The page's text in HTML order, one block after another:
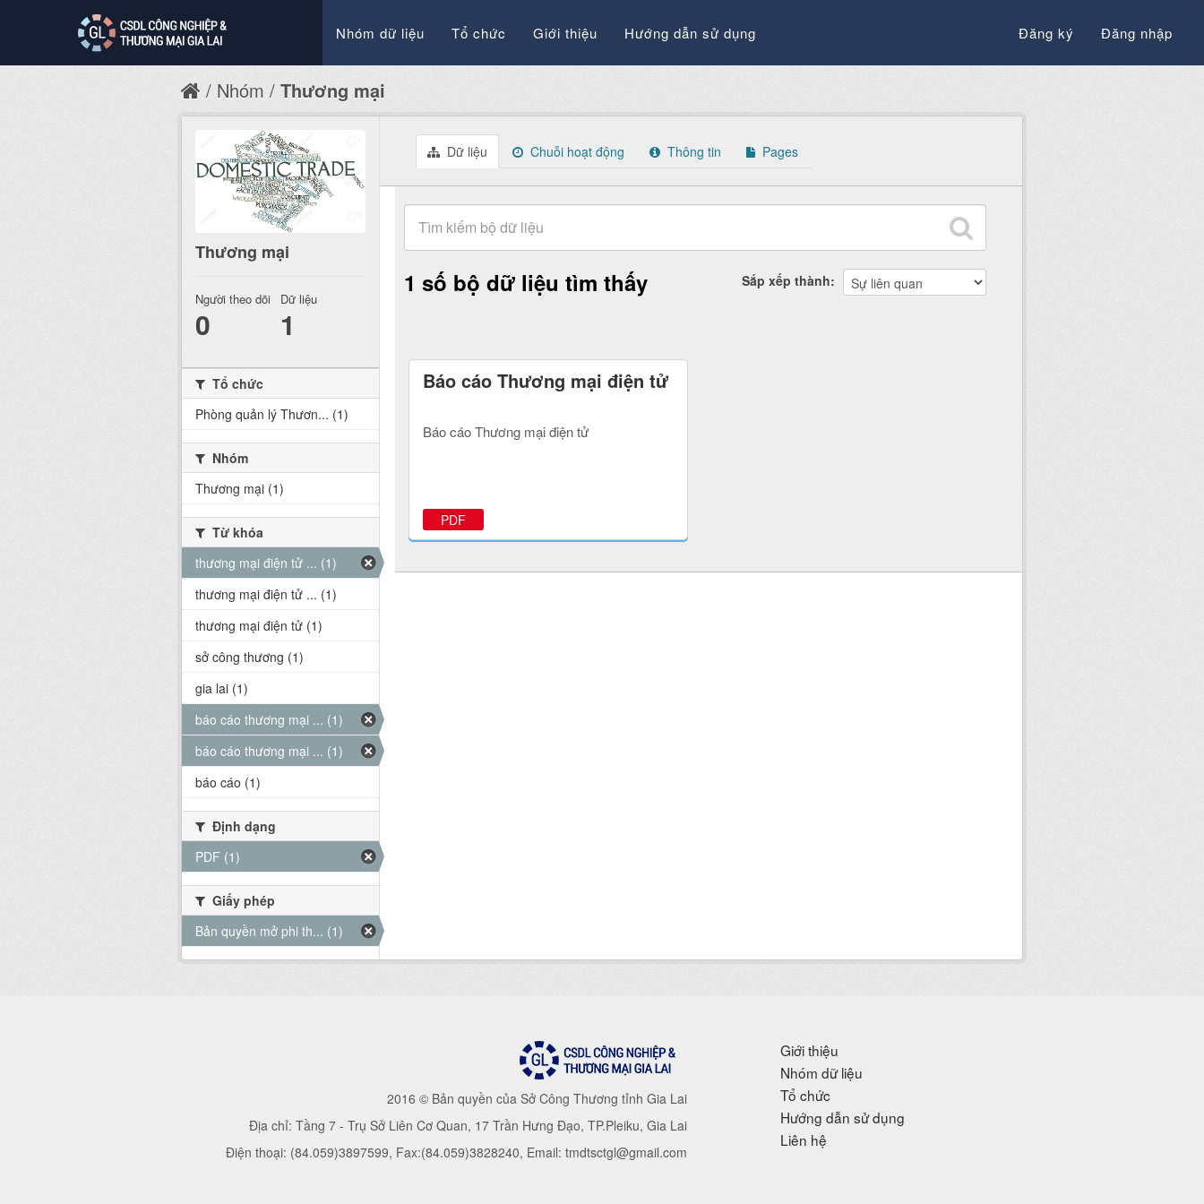
Nhóm dữ liệu Tổ chức Giới thiệu Hướng dẫn sử dụng Đăng ký Đăng nhập
Nhóm Thương mại
Dữ liệu Chuỗi hoạt động Thông tin Pages
Sắp xếp thành
1 số bộ dữ liệu tìm thấy
Báo cáo Thương mại điện tử
Báo cáo Thương mại điện tử
PDF
Thương mại
Người theo dõi
0
Dữ liệu
1
Tổ chức
Phòng quản lý Thươn... (1)
Nhóm
Thương mại (1)
Từ khóa
thương mại điện tử ... (1)
thương mại điện tử ... (1)
thương mại điện tử (1)
sở công thương (1)
gia lai (1)
báo cáo thương mại ... (1)
báo cáo thương mại ... (1)
báo cáo (1)
Định dạng
PDF (1)
Giấy phép
Bản quyền mở phi th... (1)
2016 © Bản quyền của Sở Công Thương tỉnh Gia Lai
Địa chỉ: Tầng 7 - Trụ Sở Liên Cơ Quan, 17 Trần Hưng Đạo, TP.Pleiku, Gia Lai
Điện thoại: (84.059)3897599, Fax:(84.059)3828240, Email: tmdtsctgl@gmail.com
Giới thiệu
Nhóm dữ liệu
Tổ chức
Hướng dẫn sử dụng
Liên hệ